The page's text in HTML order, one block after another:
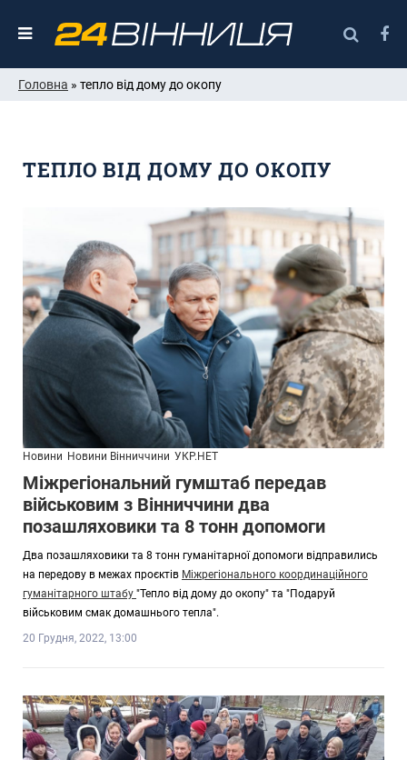
Головна » тепло від дому до окопу
ТЕПЛО ВІД ДОМУ ДО ОКОПУ
Новини Новини Вінниччини УКР.НЕТ
Міжрегіональний гумштаб передав
військовим з Вінниччини два
позашляховики та 8 тонн допомоги
Два позашляховики та 8 тонн гуманітарної допомоги відправились
на передову в межах проєктів Міжрегіонального координаційного
гуманітарного штабу "Тепло від дому до окопу" та "Подаруй
військовим смак домашнього тепла".
20 Грудня, 2022, 13:00